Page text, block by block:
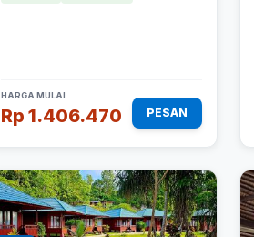
HARGA MULAI
Rp 1.406.470 PESAN